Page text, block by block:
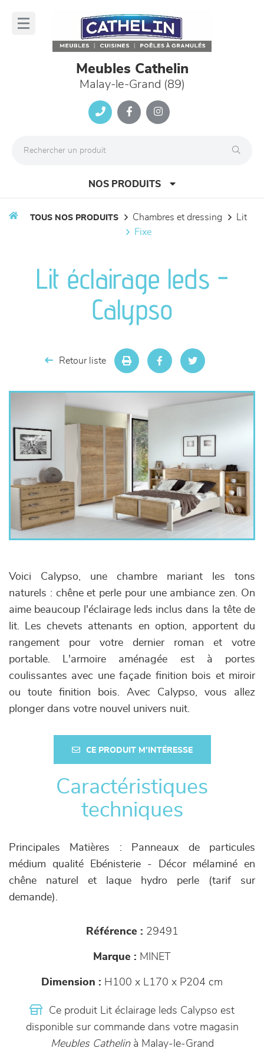
Meubles Cathelin
Malay-le-Grand (89)
NOS PRODUITS
séjours
meubles de complément
décoration
TOUS NOS PRODUITS chambres et dressing
lit
fixe
Lit éclairage leds -
Calypso
Retour liste
Voici Calypso, une chambre mariant les tons
naturels : chêne et perle pour une ambiance zen. On
aime beaucoup l'éclairage leds inclus dans la tête de
lit. Les chevets attenants en option, apportent du
rangement pour votre dernier roman et votre
portable. L'armoire aménagée est à portes
coulissantes avec une façade finition bois et miroir
ou toute finition bois. Avec Calypso, vous allez
plonger dans votre nouvel univers nuit.
CE PRODUIT M'INTÉRESSE
Caractéristiques
techniques
Principales Matières : Panneaux de particules
médium qualité Ebénisterie - Décor mélaminé en
chêne naturel et laque hydro perle (tarif sur
demande).
Référence : 29491
Marque : MINET
Dimension : H100 x L170 x P204 cm
Ce produit Lit éclairage leds Calypso est
disponible sur commande dans votre magasin
Meubles Cathelinà Malay-le-Grand